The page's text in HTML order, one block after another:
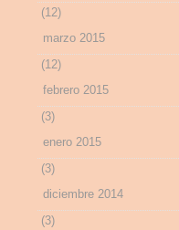
(12)
marzo 2015
(12)
febrero 2015
(3)
enero 2015
(3)
diciembre 2014
(3)